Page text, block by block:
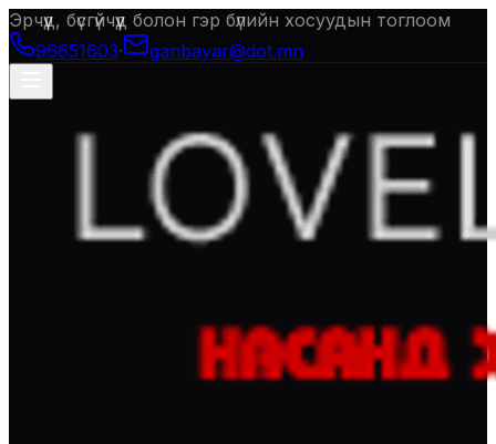
Эрчүүд, бүсгүйчүүд болон гэр бүлийн хосуудын тоглоом
96651603· ganbayar@dot.mn